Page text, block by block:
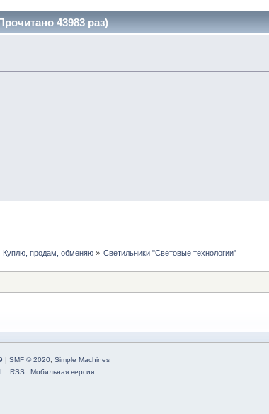
43983 раз)
Куплю, продам, обменяю » Светильники "Световые технологии"
SMF © 2020, Simple Machines
RSS Мобильная версия